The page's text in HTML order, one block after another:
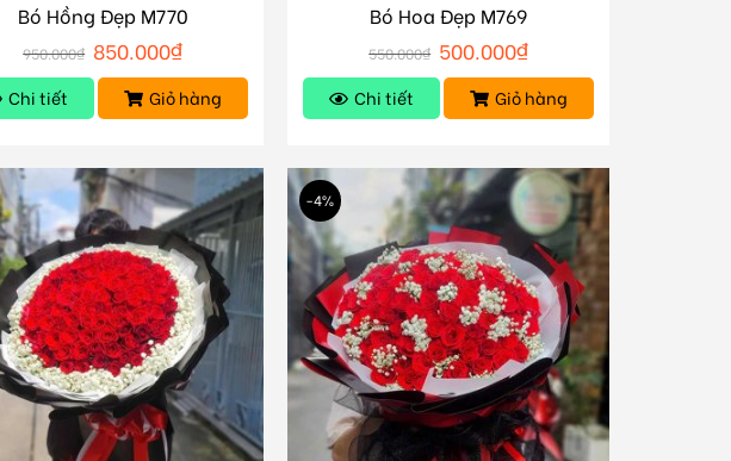
Bó Hồng Đẹp M770
950.000₫ 850.000₫
Chi tiết Giỏ hàng
Bó Hoa Đẹp M769
550.000₫ 500.000₫
Chi tiết Giỏ hàng
-4%